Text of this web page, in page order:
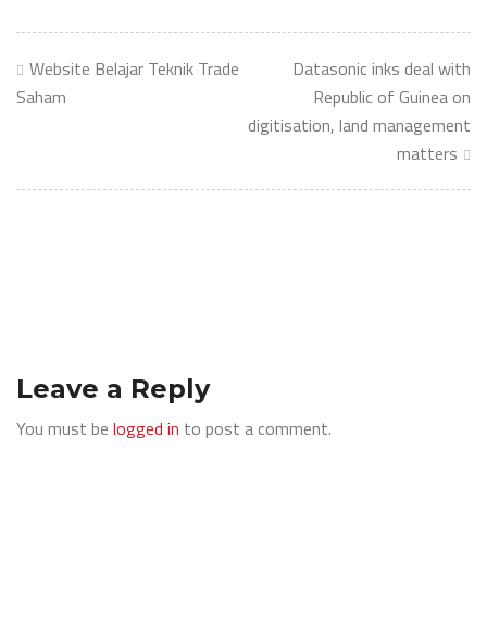
Post
navigation
Website Belajar Teknik Trade
Saham
Datasonic inks deal with
Republic of Guinea on
digitisation, land management
matters
Leave a Reply
You must be logged in to post a comment.